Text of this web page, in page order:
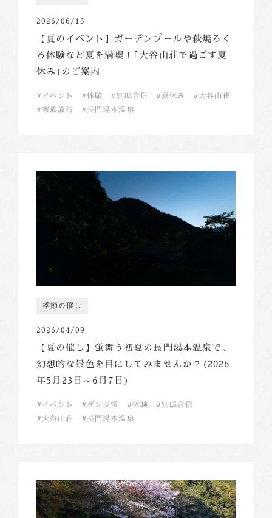
2026/06/15
【夏のイベント】ガーデンプールや萩焼ろく
ろ体験など夏を満喫！｢大谷山荘で過ごす夏
休み｣のご案内
イベント 体験 別邸音信 夏休み
大谷山荘
家族旅行
長門湯本温泉
季節の催し
2026/04/09
【夏の催し】蛍舞う初夏の長門湯本温泉で、
幻想的な景色を目にしてみませんか？(2026
年5月23日～6月7日)
イベント ゲンジ蛍 体験
別邸音信
大谷山荘
長門湯本温泉